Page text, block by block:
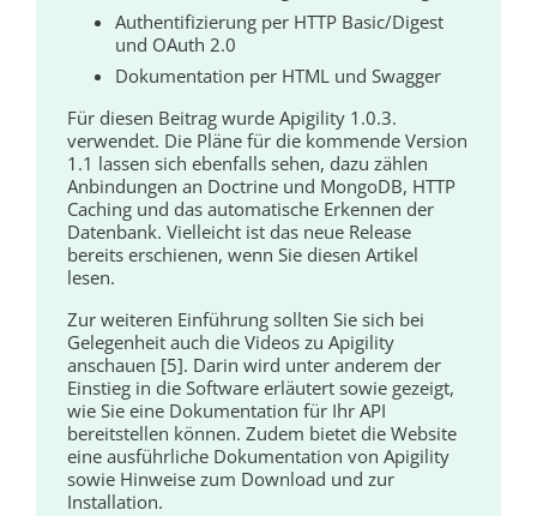
Authentifizierung per HTTP Basic/Digest
und OAuth 2.0
Dokumentation per HTML und Swagger
Für diesen Beitrag wurde Apigility 1.0.3.
verwendet. Die Pläne für die kommende Version
1.1 lassen sich ebenfalls sehen, dazu zählen
Anbindungen an Doctrine und MongoDB, HTTP
Caching und das automatische Erkennen der
Datenbank. Vielleicht ist das neue Release
bereits erschienen, wenn Sie diesen Artikel
lesen.
Zur weiteren Einführung sollten Sie sich bei
Gelegenheit auch die Videos zu Apigility
anschauen [5]. Darin wird unter anderem der
Einstieg in die Software erläutert sowie gezeigt,
wie Sie eine Dokumentation für Ihr API
bereitstellen können. Zudem bietet die Website
eine ausführliche Dokumentation von Apigility
sowie Hinweise zum Download und zur
Installation.